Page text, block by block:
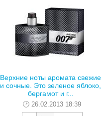
Верхние ноты аромата свежие
и сочные. Это зеленое яблоко,
бергамот и г...
26.02.2013 18:39